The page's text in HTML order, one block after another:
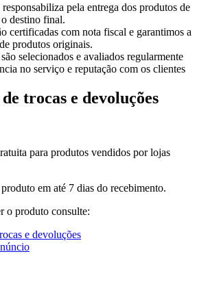
pela entrega dos produtos de
destino final.
certificadas com nota fiscal e garantimos a
produtos originais.
selecionados e avaliados regularmente
no serviço e reputação com os clientes
trocas e devoluções
para produtos vendidos por lojas
em até 7 dias do recebimento.
o produto consulte:
e devoluções